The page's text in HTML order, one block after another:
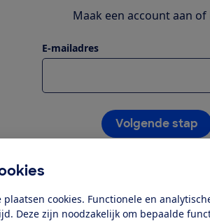
plaatsen cookies. Functionele en
Deze zijn noodzakelijk om bepaalde
Maak een account aan of
E-mailadres
Volgende stap